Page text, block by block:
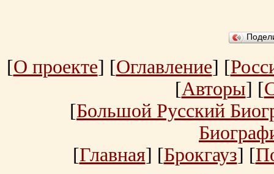
[О проекте] [Оглавление] [
[Авторы] [
[Большой Русский
[Главная] [Брокгауз] [